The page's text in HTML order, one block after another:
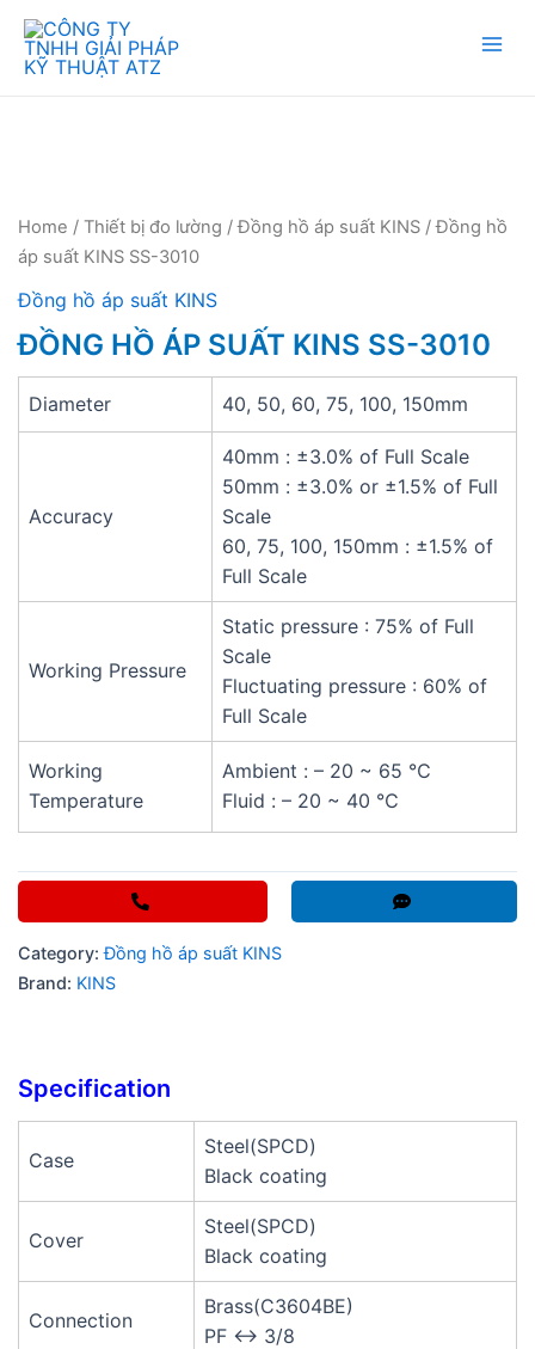
Home / Thiết bị đo lường /Đồng hồ áp suất KINS / Đồng hồ
áp suất KINS SS-3010
Đồng hồ áp suất KINS
ĐỒNG HỒ ÁP SUẤT KINS SS-3010
Diameter 40, 50, 60, 75, 100, 150mm
Accuracy
40mm : ±3.0% of Full Scale
50mm : ±3.0% or ±1.5% of Full
Scale
60, 75, 100, 150mm : ±1.5% of
Full Scale
Working Pressure
Static pressure : 75% of Full
Scale
Fluctuating pressure : 60% of
Full Scale
Working
Temperature
Ambient : – 20 ~ 65 ℃
Fluid : – 20 ~ 40 ℃
Category:Đồng hồ áp suất KINS
Brand: KINS
Specification
Case
Steel(SPCD)
Black coating
Cover
Steel(SPCD)
Black coating
Connection
Brass(C3604BE)
PF ↔ 3/8